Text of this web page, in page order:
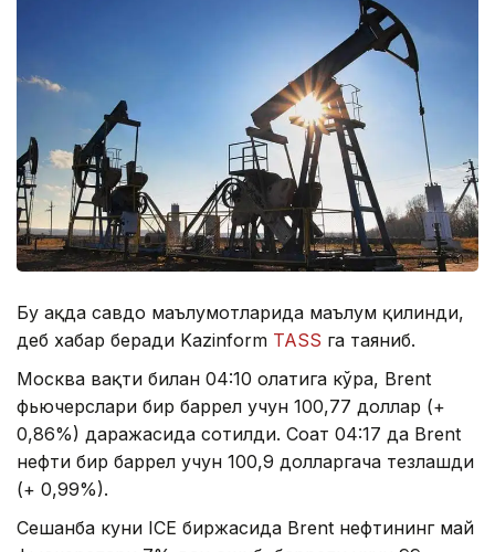
Бу ҳақда савдо маълумотларида маълум қилинди,
деб хабар беради Kazinform ТАSS га таяниб.
Москва вақти билан 04:10 ҳолатига кўра, Brent
фьючерслари бир баррел учун 100,77 доллар (+
0,86%) даражасида сотилди. Соат 04:17 да Brent
нефти бир баррел учун 100,9 долларгача тезлашди
(+ 0,99%).
Сешанба куни ICЕ биржасида Brent нефтининг май